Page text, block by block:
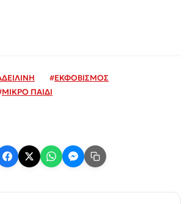
#ΕΚΦΟΒΙΣΜΟΣ
ΜΙΚΡΟ ΠΑΙΔΙ